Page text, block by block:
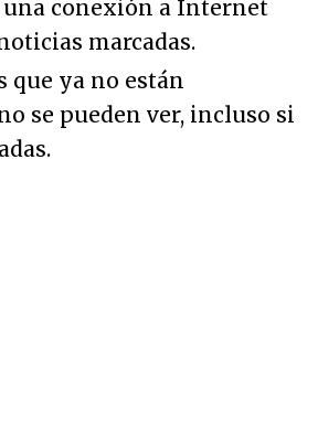
una conexión a Internet
marcadas.
que ya no están
se pueden ver, incluso si
.